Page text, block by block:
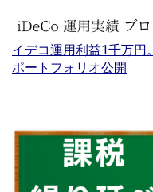
イデコ運用利益1千万円。
ポートフォリオ公開